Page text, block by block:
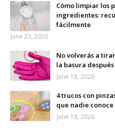
Cómo limpiar los
ingredientes:
fácilmente
June 23, 2026
No volverás a
la basura
June 18, 2026
4 trucos con
que nadie conoce
June 18, 2026